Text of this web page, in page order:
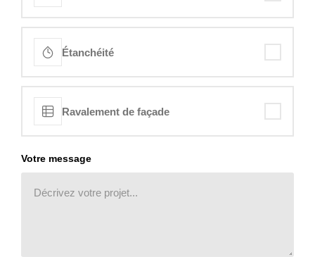
Étanchéité
Ravalement de façade
Votre message